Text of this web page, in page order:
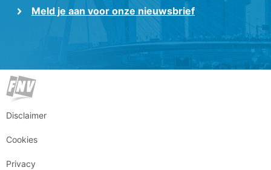
Meld je aan voor onze nieuwsbrief
Disclaimer
Cookies
Privacy